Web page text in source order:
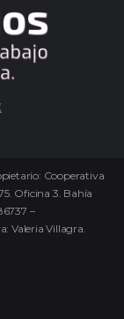
Cooperativa
Oficina 3. Bahía
–
Valeria Villagra.